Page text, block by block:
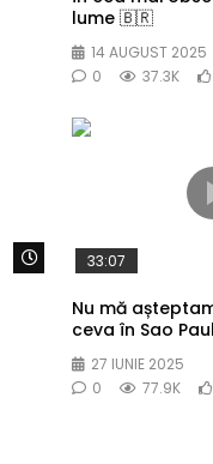
lume 🇧🇷
14 AUGUST 2025
0
37.3K
Watch Later
33:07
Nu mă
ceva în Sao
27 IUNIE 2025
0
77.9K